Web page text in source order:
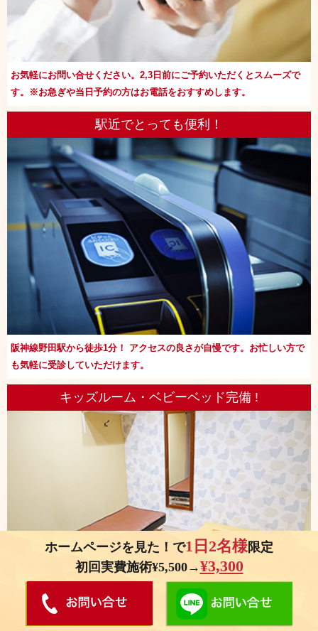
お気軽にお問い合せください。2,3日前にご予約いただくとスムーズで
す。※お急ぎや当日予約の方はお電話をおすすめします。
駅近でとっても便利！
阪神線野田駅から徒歩1分！ アクセスの良さが自慢です。お忙しい方で
も気軽に受診していただけます。
キッズルーム・ベビーベッド完備 !
お子さまを預けることが出来ないママさんでも大丈夫！お子さまが遊べ
ホームページを見た！で1日2名様限定
初回実費施術¥5,500→¥3,300